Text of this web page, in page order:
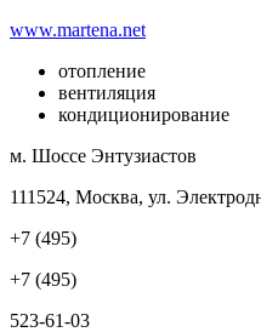
www.martena.net
отопление
вентиляция
кондиционирование
м. Шоссе Энтузиастов
111524, Москва, ул.
+7 (495)
+7 (495)
523-61-03